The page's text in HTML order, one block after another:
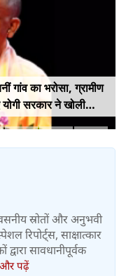
गांव का भरोसा, ग्रामीण
सरकार ने खोली
स्रोतों और अनुभवी
रिपोर्ट्स, साक्षात्कार
सावधानीपूर्वक
और पढ़ें